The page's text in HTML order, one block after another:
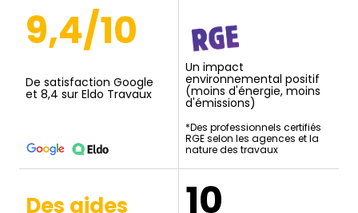
9,4/10
De satisfaction Google
et 8,4 sur Eldo Travaux
Un impact
environnemental positif
(moins d'énergie, moins
d'émissions)
*Des professionnels certifiés
RGE selon les agences et la
nature des travaux
Des aides
10